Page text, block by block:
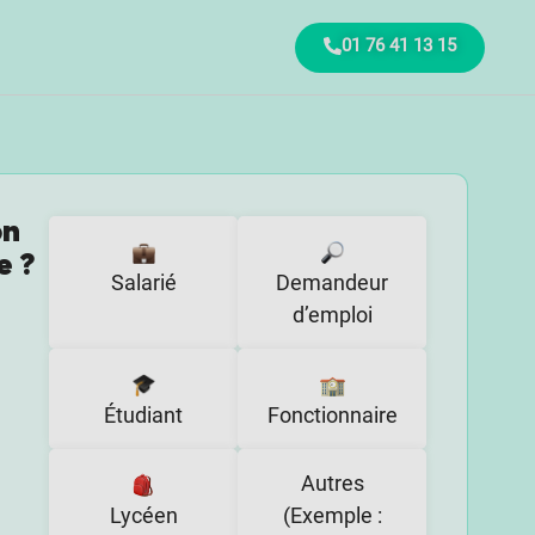
01 76 41 13 15
?
Salarié
Demandeur
d’emploi
Étudiant Fonctionnaire
Lycéen
Autres
(Exemple :